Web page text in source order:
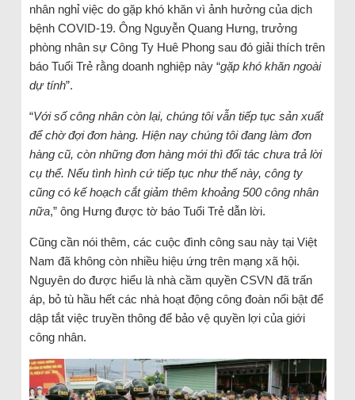
nhân nghỉ việc do gặp khó khăn vì ảnh hưởng của dịch
bệnh COVID-19. Ông Nguyễn Quang Hưng, trưởng
phòng nhân sự Công Ty Huê Phong sau đó giải thích trên
báo Tuổi Trẻ rằng doanh nghiệp này “gặp khó khăn ngoài
dự tính”.
“Với số công nhân còn lại, chúng tôi vẫn tiếp tục sản xuất
để chờ đợi đơn hàng. Hiện nay chúng tôi đang làm đơn
hàng cũ, còn những đơn hàng mới thì đối tác chưa trả lời
cụ thể. Nếu tình hình cứ tiếp tục như thế này, công ty
cũng có kế hoạch cắt giảm thêm khoảng 500 công nhân
nữa,” ông Hưng được tờ báo Tuổi Trẻ dẫn lời.
Cũng cần nói thêm, các cuộc đình công sau này tại Việt
Nam đã không còn nhiều hiệu ứng trên mạng xã hội.
Nguyên do được hiểu là nhà cầm quyền CSVN đã trấn
áp, bỏ tù hầu hết các nhà hoạt động công đoàn nổi bật để
dập tắt việc truyền thông để bảo vệ quyền lợi của giới
công nhân.